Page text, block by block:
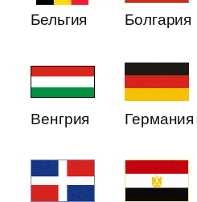
Бельгия Болгария
Венгрия Германия